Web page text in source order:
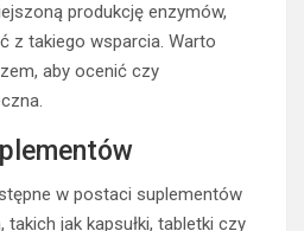
produkcję enzymów,
z takiego wsparcia. Warto
aby ocenić czy
w postaci suplementów
jak kapsułki, tabletki czy